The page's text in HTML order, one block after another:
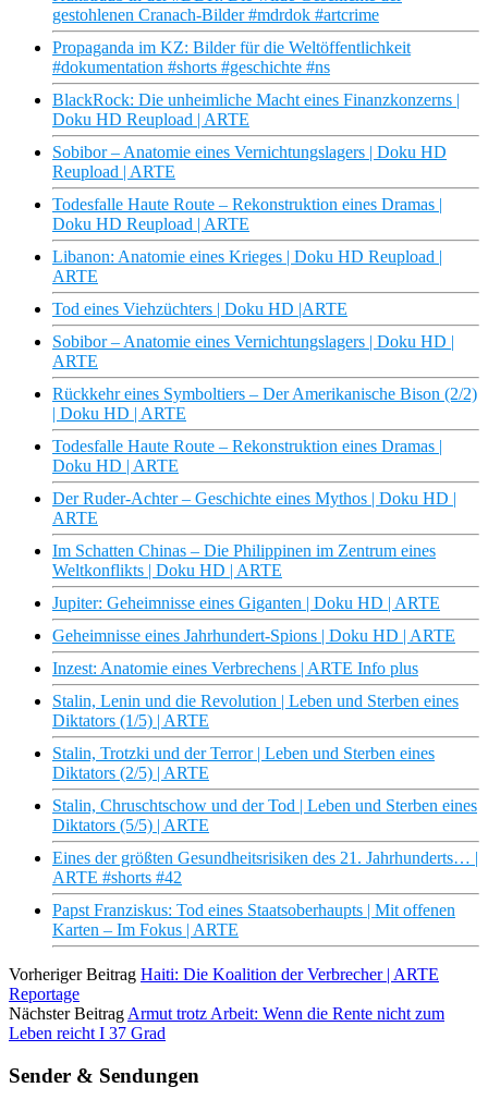
gestohlenen Cranach-Bilder #mdrdok #artcrime
Propaganda im KZ: Bilder für die Weltöffentlichkeit
#dokumentation #shorts #geschichte #ns
BlackRock: Die unheimliche Macht eines Finanzkonzerns |
Doku HD Reupload | ARTE
Sobibor – Anatomie eines Vernichtungslagers | Doku HD
Reupload | ARTE
Todesfalle Haute Route – Rekonstruktion eines Dramas |
Doku HD Reupload | ARTE
Libanon: Anatomie eines Krieges | Doku HD Reupload |
ARTE
Tod eines Viehzüchters | Doku HD |ARTE
Sobibor – Anatomie eines Vernichtungslagers | Doku HD |
ARTE
Rückkehr eines Symboltiers – Der Amerikanische Bison (2/2)
| Doku HD | ARTE
Todesfalle Haute Route – Rekonstruktion eines Dramas |
Doku HD | ARTE
Der Ruder-Achter – Geschichte eines Mythos | Doku HD |
ARTE
Im Schatten Chinas – Die Philippinen im Zentrum eines
Weltkonflikts | Doku HD | ARTE
Jupiter: Geheimnisse eines Giganten | Doku HD | ARTE
Geheimnisse eines Jahrhundert-Spions | Doku HD | ARTE
Inzest: Anatomie eines Verbrechens | ARTE Info plus
Stalin, Lenin und die Revolution | Leben und Sterben eines
Diktators (1/5) | ARTE
Stalin, Trotzki und der Terror | Leben und Sterben eines
Diktators (2/5) | ARTE
Stalin, Chruschtschow und der Tod | Leben und Sterben eines
Diktators (5/5) | ARTE
Eines der größten Gesundheitsrisiken des 21. Jahrhunderts… |
ARTE #shorts #42
Papst Franziskus: Tod eines Staatsoberhaupts | Mit offenen
Karten – Im Fokus | ARTE
Vorheriger Beitrag Haiti: Die Koalition der Verbrecher | ARTE
Reportage
Nächster Beitrag Armut trotz Arbeit: Wenn die Rente nicht zum
Leben reicht I 37 Grad
Sender & Sendungen